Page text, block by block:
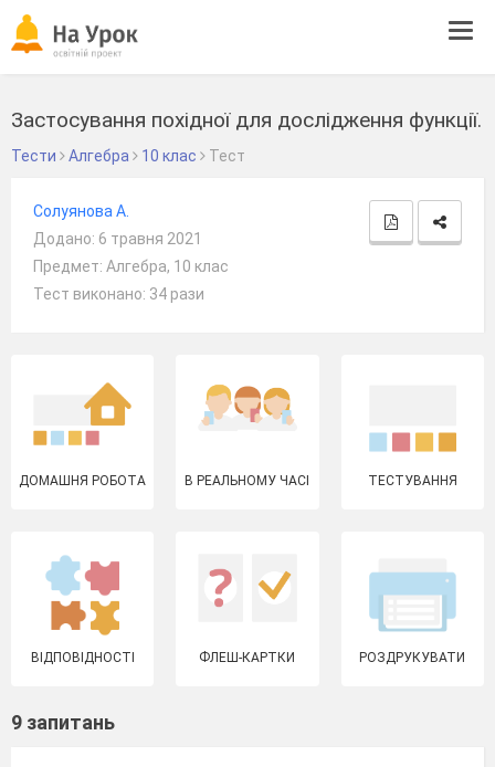
Застосування похідної для дослідження функції.
Тести Алгебра 10 клас Тест
Солуянова А.
Додано: 6 травня 2021
Предмет: Алгебра, 10 клас
Тест виконано: 34 рази
ДОМАШНЯ РОБОТА В РЕАЛЬНОМУ ЧАСІ ТЕСТУВАННЯ
ВІДПОВІДНОСТІ ФЛЕШ-КАРТКИ РОЗДРУКУВАТИ
9 запитань